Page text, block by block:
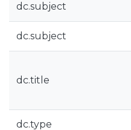
dc.subject
dc.subject
dc.title
dc.type